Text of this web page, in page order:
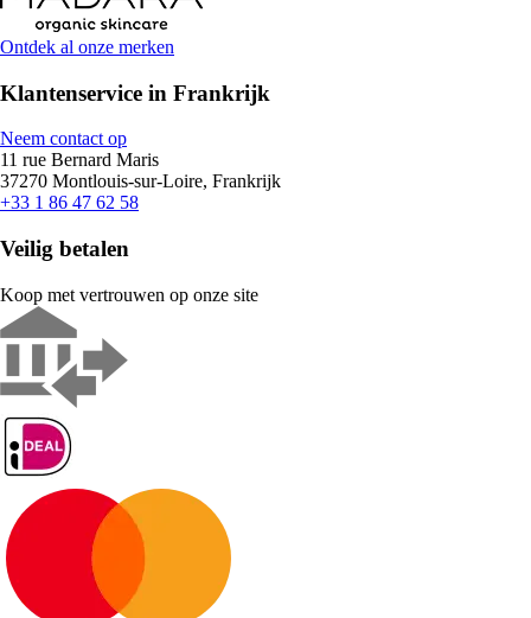
Ontdek al onze merken
Klantenservice in Frankrijk
Neem contact op
11 rue Bernard Maris
37270 Montlouis-sur-Loire, Frankrijk
+33 1 86 47 62 58
Veilig betalen
Koop met vertrouwen op onze site